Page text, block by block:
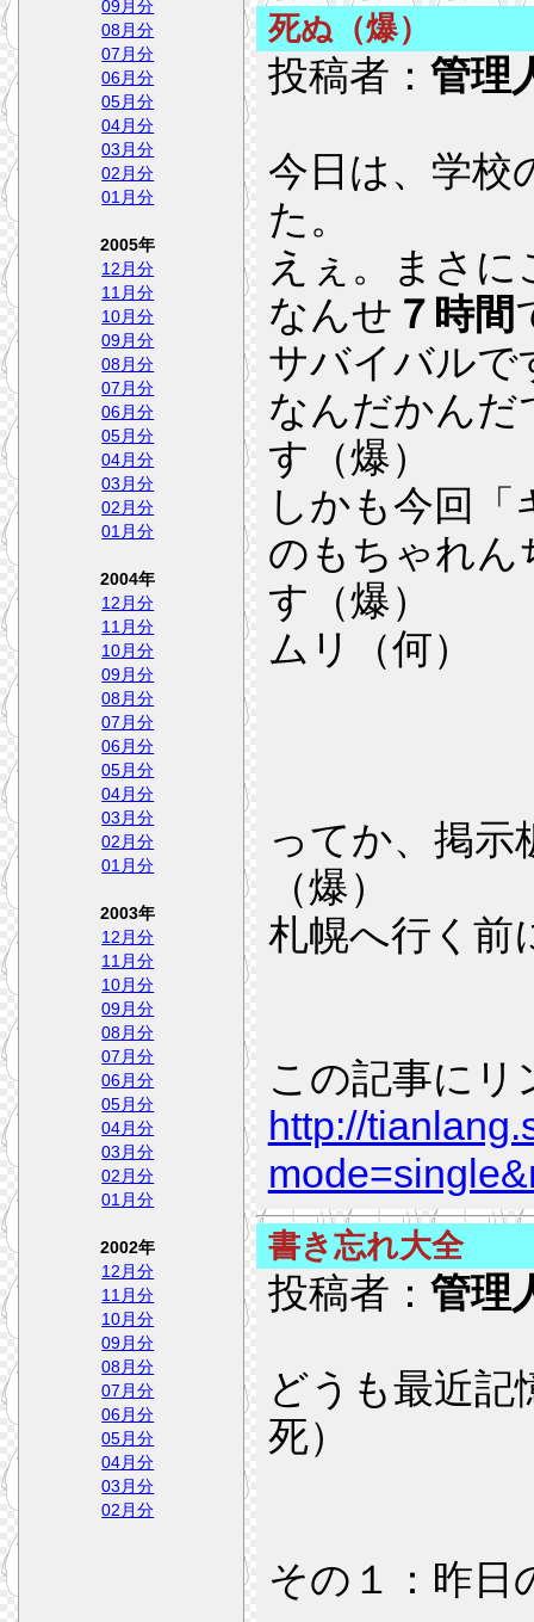
死ぬ（爆）
投稿者： 管理
今日は、学校
た。
えぇ。まさ
なんせ ７時間
サバイバルで
なんだかんだ
す（爆）
しかも今回
のもちゃれん
す（爆）
ムリ（何）
ってか、掲示
（爆）
札幌へ行く前
この記事にリ
http://
書き忘れ大全
投稿者： 管理
どうも最近記
死）
その１：昨日
09月分
08月分
07月分
06月分
05月分
04月分
03月分
02月分
01月分
2005年
12月分
11月分
10月分
09月分
08月分
07月分
06月分
05月分
04月分
03月分
02月分
01月分
2004年
12月分
11月分
10月分
09月分
08月分
07月分
06月分
05月分
04月分
03月分
02月分
01月分
2003年
12月分
11月分
10月分
09月分
08月分
07月分
06月分
05月分
04月分
03月分
02月分
01月分
2002年
12月分
11月分
10月分
09月分
08月分
07月分
06月分
05月分
04月分
03月分
02月分